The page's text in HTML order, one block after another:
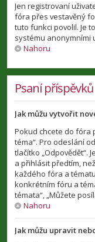
Jen registrovaní
fóra přes vestavěný
tuto funkci povolil. Je
systému anonymními
Nahoru
Psaní příspěvků
Jak můžu vytvořit
Pokud chcete do fóra
téma“. Pro odeslání
tlačítko „Odpovědět“.
a přihlásit předtím,
každého fóra a
konkrétním fóru a
témata“, „Můžete
Nahoru
Jak můžu upravit